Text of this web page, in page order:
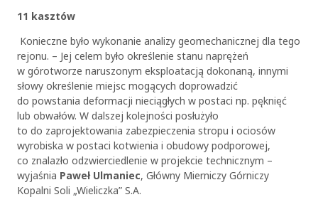
11 kasztów
Konieczne było wykonanie analizy geomechanicznej dla tego
rejonu. – Jej celem było określenie stanu naprężeń
w górotworze naruszonym eksploatacją dokonaną, innymi
słowy określenie miejsc mogących doprowadzić
do powstania deformacji nieciągłych w postaci np. pęknięć
lub obwałów. W dalszej kolejności posłużyło
to do zaprojektowania zabezpieczenia stropu i ociosów
wyrobiska w postaci kotwienia i obudowy podporowej,
co znalazło odzwierciedlenie w projekcie technicznym –
wyjaśnia Paweł Ulmaniec, Główny Mierniczy Górniczy
Kopalni Soli „Wieliczka” S.A.